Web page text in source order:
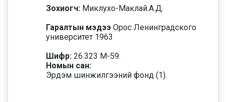
Зохиогч: Миклухо-Маклай.А.Д.
Гаралтын мэдээ Орос Ленинградского
университет 1963
Шифр: 26.323 М-59.
Номын сан:
Эрдэм шинжилгээний фонд (1).